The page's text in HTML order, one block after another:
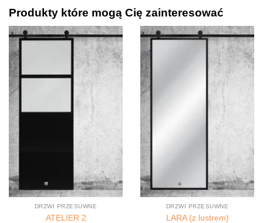
Produkty które mogą Cię zainteresować
DRZWI PRZESUWNE
ATELIER 2
DRZWI PRZESUWNE
LARA (z lustrem)